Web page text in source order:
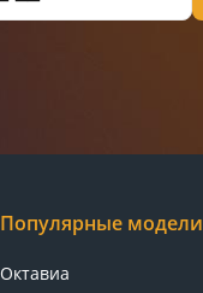
Популярные модели
Октавиа